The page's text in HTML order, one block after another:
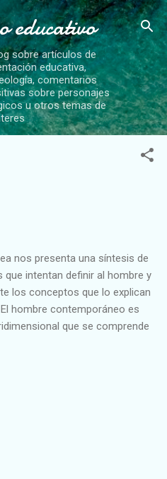
principal
educativo
sobre artículos de
educativa,
comentarios
sobre personajes
u otros temas de
nos presenta una síntesis de
intentan definir al hombre y
los conceptos que lo explican
hombre contemporáneo es
que se comprende